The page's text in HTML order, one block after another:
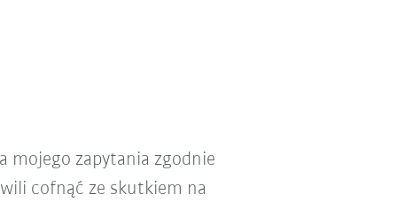
mojego zapytania zgodnie
cofnąć ze skutkiem na